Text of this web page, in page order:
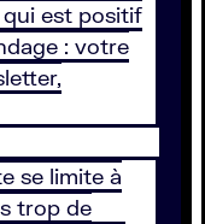
qui est positif
: votre
se limite à
trop de